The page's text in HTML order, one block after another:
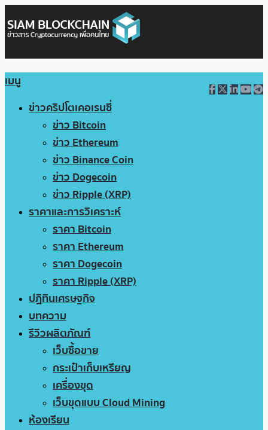
เมนู
ข่าวคริปโตเคอเรนซี่
ข่าว Bitcoin
ข่าว Ethereum
ข่าว Binance Coin
ข่าว Dogecoin
ข่าว Ripple (XRP)
ราคาและการวิเคราะห์
ราคา Bitcoin
ราคา Ethereum
ราคา Dogecoin
ราคา Ripple (XRP)
ปฏิทินเศรษฐกิจ
บทความ
รีวิวผลิตภัณฑ์
เว็บซื้อขาย
กระเป๋าเก็บเหรียญ
เครื่องขุด
เว็บขุดแบบ Cloud Mining
ห้องเรียน